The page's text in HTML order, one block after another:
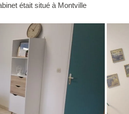
était situé à Montville